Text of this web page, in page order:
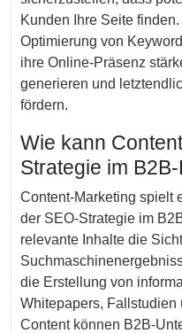
Kunden Ihre Seite
Optimierung von
ihre Online-Präsenz
generieren und
fördern.
Wie kann
Strategie im
Content-Marketing spielt
der SEO-Strategie im
relevante Inhalte die
die Erstellung von
Whitepapers, Fallstudien
Content können B2B-